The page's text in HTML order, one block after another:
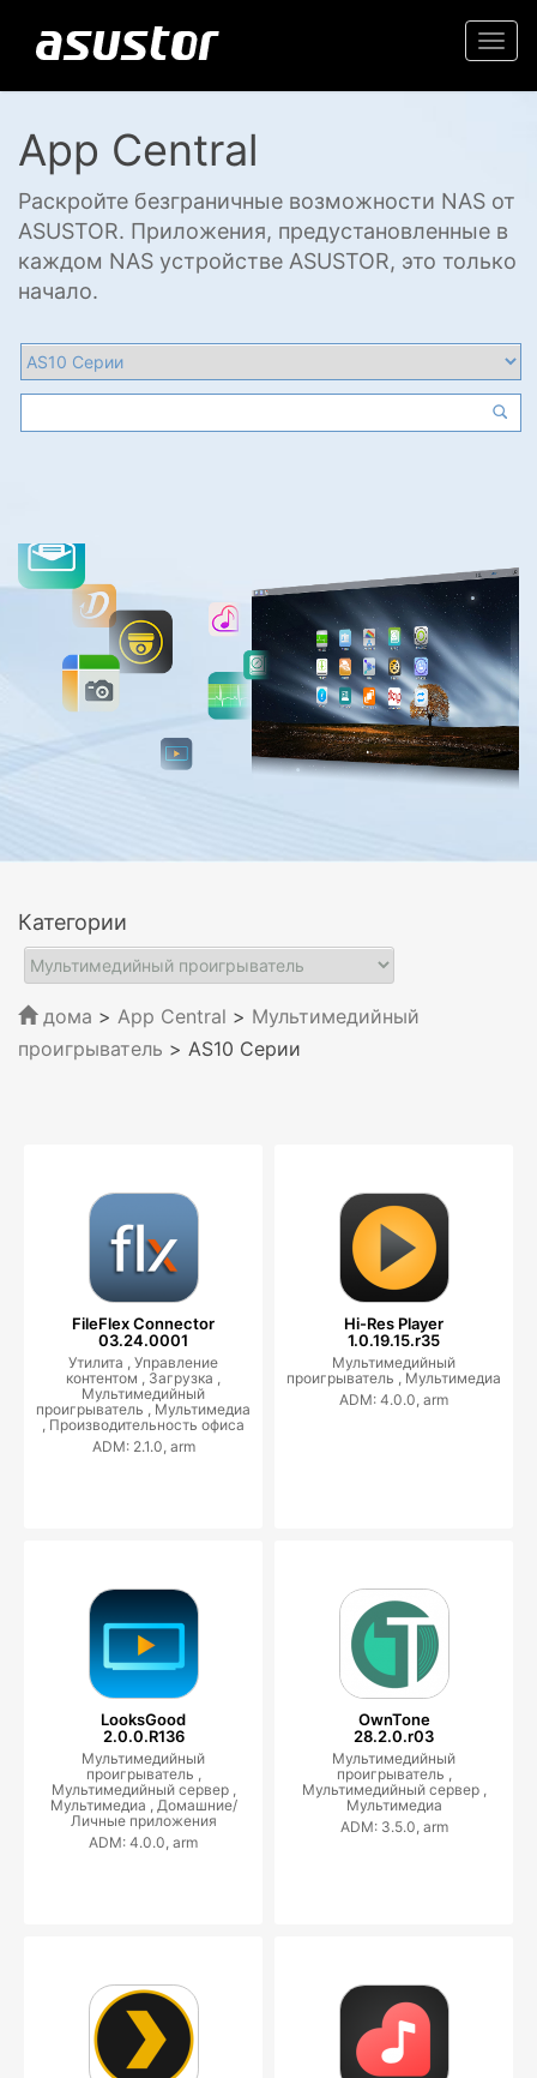
App Central
Раскройте безграничные возможности NAS от
ASUSTOR. Приложения, предустановленные в
каждом NAS устройстве ASUSTOR, это только
начало.
Категории
дома > App Central > Мультимедийный
проигрыватель > AS10 Серии
FileFlex Connector
03.24.0001
Утилита , Управление
контентом , Загрузка ,
Мультимедийный
проигрыватель , Мультимедиа
, Производительность офиса
ADM: 2.1.0, arm
Hi-Res Player
1.0.19.15.r35
Мультимедийный
проигрыватель , Мультимедиа
ADM: 4.0.0, arm
LooksGood
2.0.0.R136
Мультимедийный
проигрыватель ,
Мультимедийный сервер ,
Мультимедиа , Домашние/
Личные приложения
ADM: 4.0.0, arm
OwnTone
28.2.0.r03
Мультимедийный
проигрыватель ,
Мультимедийный сервер ,
Мультимедиа
ADM: 3.5.0, arm